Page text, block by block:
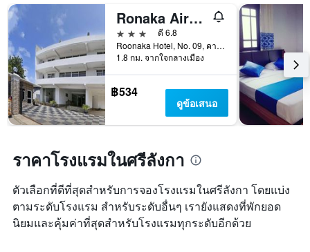
Ronaka Airport Transit Hotel
3 ดาว
ดี 6.8
Roonaka Hotel, No. 09, คาตูนายาเก, ศรีลังกา
1.8 กม. จากใจกลางเมือง
฿534
ดูข้อเสนอ
ราคาโรงแรมในศรีลังกา
ตัวเลือกที่ดีที่สุดสำหรับการจองโรงแรมในศรีลังกา โดยแบ่ง
ตามระดับโรงแรม สำหรับระดับอื่นๆ เรายังแสดงที่พักยอด
นิยมและคุ้มค่าที่สุดสำหรับโรงแรมทุกระดับอีกด้วย